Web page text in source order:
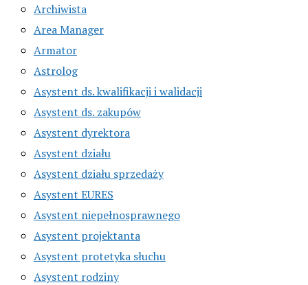
Archiwista
Area Manager
Armator
Astrolog
Asystent ds. kwalifikacji i walidacji
Asystent ds. zakupów
Asystent dyrektora
Asystent działu
Asystent działu sprzedaży
Asystent EURES
Asystent niepełnosprawnego
Asystent projektanta
Asystent protetyka słuchu
Asystent rodziny